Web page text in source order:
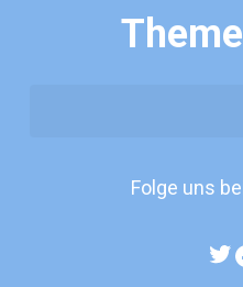
Folge uns